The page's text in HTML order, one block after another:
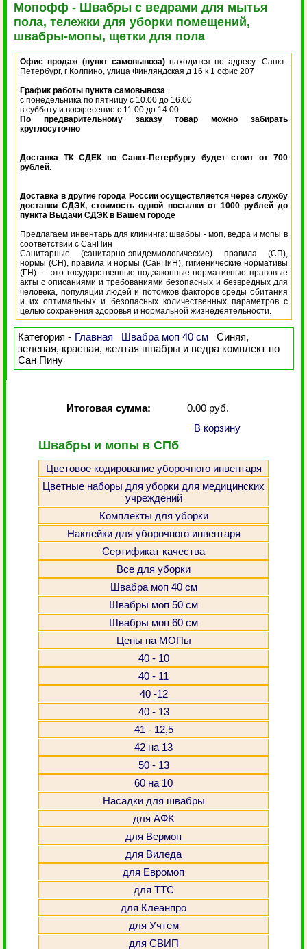
Мопофф - Швабры с ведрами для мытья
пола, тележки для уборки помещений,
швабры-мопы, щетки для пола
Офис продаж (пункт самовывоза) находится по адресу: Санкт-
Петербург, г Колпино, улица Финляндская д 16 к 1 офис 207
График работы пункта самовывоза
с понедельника по пятницу с 10.00 до 16.00
в субботу и воскресение с 11.00 до 14.00
По предварительному заказу товар можно забирать
круглосуточно
Доставка ТК СДЕК по Санкт-Петербургу будет стоит от 700
рублей.
Доставка в другие города России осуществляется через службу
доставки СДЭК, стоимость одной посылки от 1000 рублей до
пункта Выдачи СДЭК в Вашем городе
Предлагаем инвентарь для клининга: швабры - моп, ведра и мопы в
соответствии с СанПин
Санитарные (санитарно-эпидемиологические) правила (СП),
нормы (СН), правила и нормы (СанПиН), гигиенические нормативы
(ГН) — это государственные подзаконные нормативные правовые
акты с описаниями и требованиями безопасных и безвредных для
человека, популяции людей и потомков факторов среды обитания
и их оптимальных и безопасных количественных параметров с
целью сохранения здоровья и нормальной жизнедеятельности.
Категория - Главная Швабра моп 40 см
Синяя,
зеленая, красная, желтая швабры и ведра комплект по
Сан Пину
Итоговая сумма:
0.00 руб.
В корзину
Швабры и мопы в СПб
Цветовое кодирование уборочного инвентаря
Цветные наборы для уборки для медицинских
учреждений
Комплекты для уборки
Наклейки для уборочного инвентаря
Сертификат качества
Все для уборки
Швабра моп 40 см
Швабры моп 50 см
Швабры моп 60 см
Цены на МОПы
40 - 10
40 - 11
40 -12
40 - 13
41 - 12,5
42 на 13
50 - 13
60 на 10
Насадки для швабры
для АФK
для Вермоп
для Виледа
для Евромоп
для ТТС
для Клеанпро
для Учтем
для СВИП